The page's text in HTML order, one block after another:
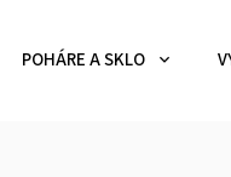
POHÁRE A SKLO